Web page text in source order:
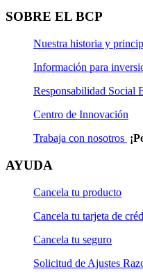
Empresas (sólo para
Hoja Resumen de Tarjeta
y Tarifas.
Tarjeta de Crédito Visa
SOBRE EL BCP
Nuestra historia y
Información para
Responsabilidad Social
Centro de Innovación
Trabaja con nosotros
AYUDA
Cancela tu producto
Cancela tu tarjeta de
Cancela tu seguro
Solicitud de Ajustes